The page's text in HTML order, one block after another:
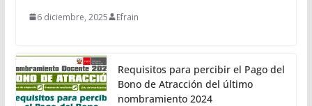
6 diciembre, 2025 Efrain
Requisitos para percibir el Pago del
Bono de Atracción del último
nombramiento 2024